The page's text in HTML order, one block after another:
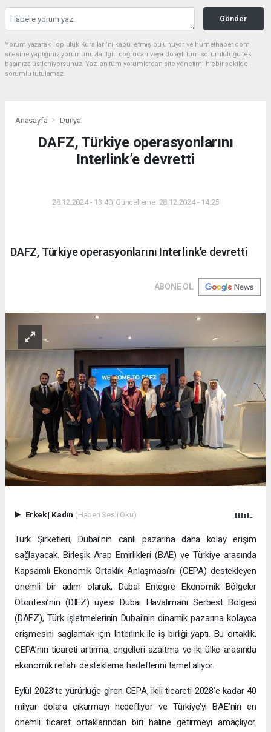
Gönder
Yorum yazarak Topluluk Kuralları’nı kabul etmiş bulunuyor ve hurnethaber.com
sitesine yaptığınız yorumunuzla ilgili doğrudan veya dolaylı tüm sorumluluğu tek
başınıza üstleniyorsunuz. Yazılan tüm yorumlardan site yönetimi hiçbir şekilde
sorumlu tutulamaz.
Anasayfa Dünya
DAFZ, Türkiye operasyonlarını
Interlink’e devretti
28.12.2024 - 13:40, Güncelleme: 28.12.2024 - 14:25
DAFZ, Türkiye operasyonlarını Interlink’e devretti
ABONE OL
Erkek| Kadın (Haberi Sesli Oku)
Türk Şirketleri, Dubai’nin canlı pazarına daha kolay erişim
sağlayacak. Birleşik Arap Emirlikleri (BAE) ve Türkiye arasında
Kapsamlı Ekonomik Ortaklık Anlaşması’nı (CEPA) destekleyen
önemli bir adım olarak, Dubai Entegre Ekonomik Bölgeler
Otoritesi’nin (DIEZ) üyesi Dubai Havalimanı Serbest Bölgesi
(DAFZ), Türk işletmelerinin Dubai’nin dinamik pazarına kolayca
erişmesini sağlamak için Interlink ile iş birliği yaptı. Bu ortaklık,
CEPA’nın ticareti artırma, engelleri azaltma ve iki ülke arasında
ekonomik refahı destekleme hedeflerini temel alıyor.
Eylül 2023’te yürürlüğe giren CEPA, ikili ticareti 2028’e kadar 40
milyar dolara çıkarmayı hedefliyor ve Türkiye’yi BAE’nin en
önemli ticaret ortaklarından biri haline getirmeyi amaçlıyor.